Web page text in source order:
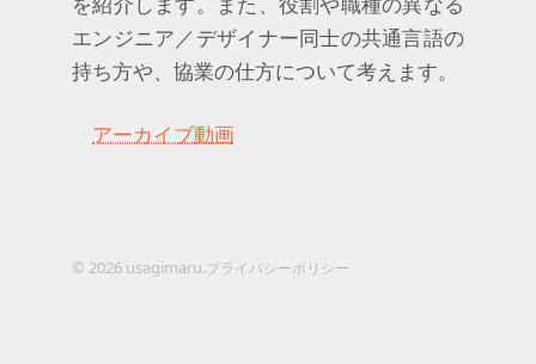
エンジニア／デザイナー同士の共通言語の
持ち方や、協業の仕方について考えます。
アーカイブ動画
© 2026 usagimaru.プライバシーポリシー